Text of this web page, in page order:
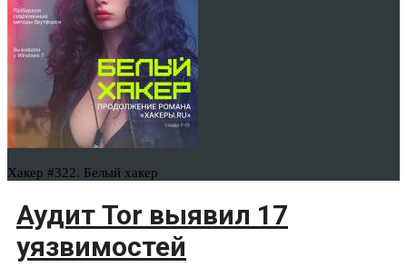
Хакер #322. Белый хакер
Аудит Tor выявил 17
уязвимостей